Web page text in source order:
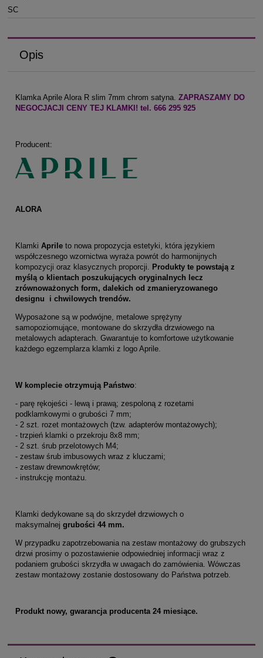
SC
Opis
Klamka Aprile Alora R slim 7mm chrom satyna. ZAPRASZAMY DO
NEGOCJACJI CENY TEJ KLAMKI! tel. 666 295 925
Producent:
ALORA
Klamki Aprile to nowa propozycja estetyki, która językiem
współczesnego wzornictwa wyraża powrót do harmonijnych
kompozycji oraz klasycznych proporcji. Produkty te powstają z
myślą o klientach poszukujących oryginalnych lecz
zrównoważonych form, dalekich od zmanieryzowanego
designu i chwilowych trendów.
Wyposażone są w podwójne, metalowe sprężyny
samopoziomujące, montowane do skrzydła drzwiowego na
metalowych adapterach. Gwarantuje to komfortowe użytkowanie
każdego egzemplarza klamki z logo Aprile.
W komplecie otrzymują Państwo:
- parę rękojeści - lewą i prawą; zespoloną z rozetami
podklamkowymi o grubości 7 mm;
- 2 szt. rozet montażowych (tzw. adapterów montażowych);
- trzpień klamki o przekroju 8x8 mm;
- 2 szt. śrub przelotowych M4;
- zestaw śrub imbusowych wraz z kluczami;
- zestaw drewnowkrętów;
- instrukcję montażu.
Klamki dedykowane są do skrzydeł drzwiowych o
maksymalnej grubości 44 mm.
W przypadku zapotrzebowania na zestaw montażowy do grubszych
drzwi prosimy o pozostawienie odpowiedniej informacji wraz z
podaniem grubości skrzydła w uwagach do zamówienia. Wówczas
zestaw montażowy zostanie dostosowany do Państwa potrzeb.
Produkt nowy, gwarancja producenta 24 miesiące.